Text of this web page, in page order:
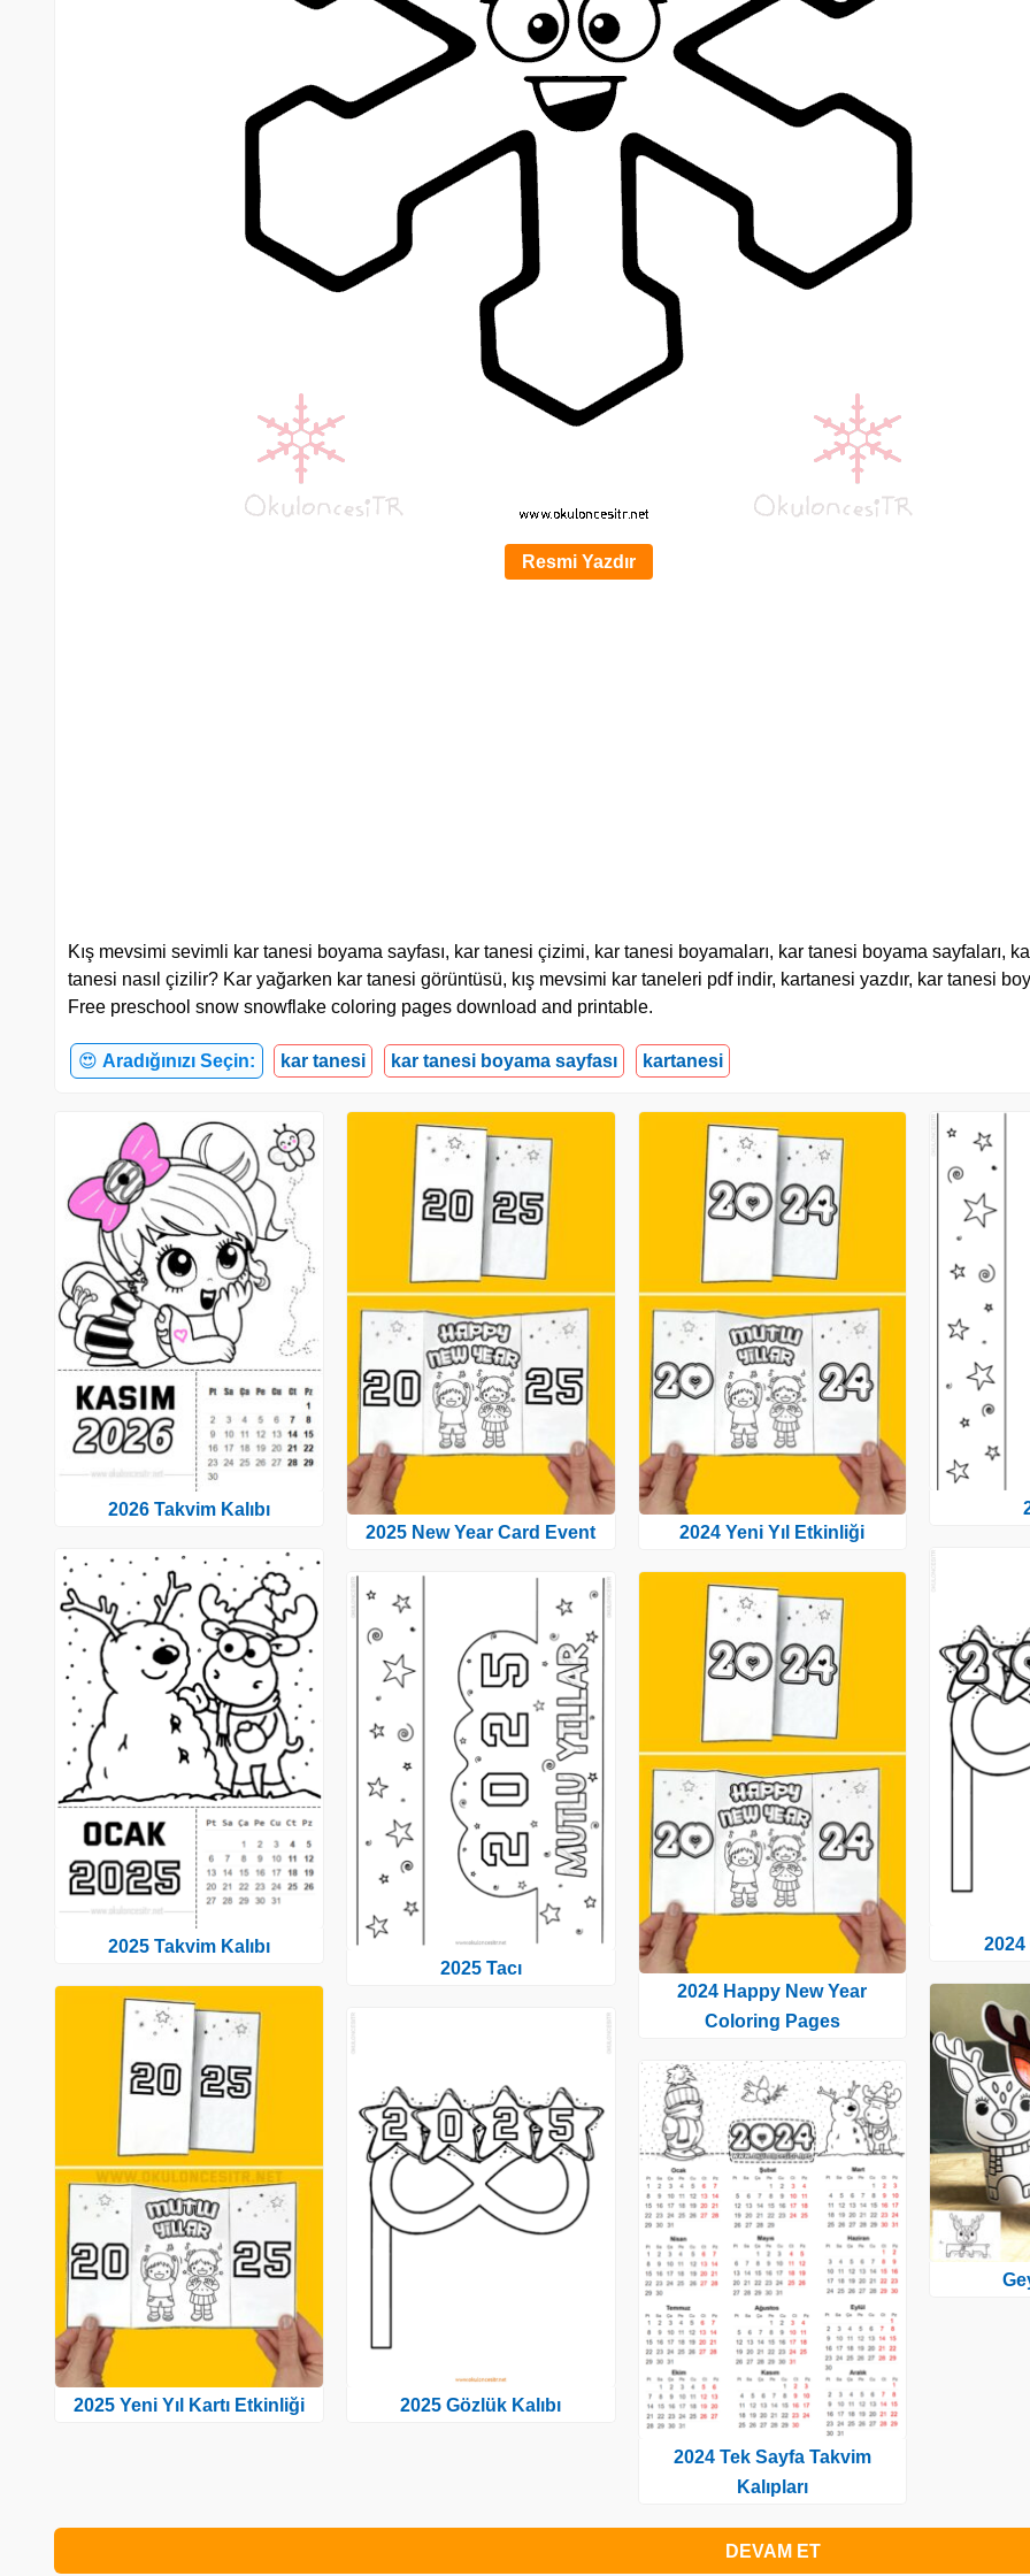
Resmi Yazdır
Kış mevsimi sevimli kar tanesi boyama sayfası, kar tanesi çizimi, kar tanesi boyamaları, kar tanesi boyama sayfaları,
tanesi nasıl çizilir? Kar yağarken kar tanesi görüntüsü, kış mevsimi kar taneleri pdf indir, kartanesi yazdır, kar tanesi
Free preschool snow snowflake coloring pages download and printable.
😍 Aradığınızı Seçin: kar tanesi kar tanesi boyama sayfası kartanesi
2026 Takvim Kalıbı
2025 Takvim Kalıbı
2025 Yeni Yıl Kartı Etkinliği
2025 New Year Card Event
2025 Tacı
2025 Gözlük Kalıbı
2024 Yeni Yıl Etkinliği
2024 Happy New Year
Coloring Pages
2024 Tek Sayfa Takvim
Kalıpları
2024
DEVAM ET